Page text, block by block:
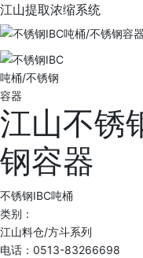
江山提取浓缩系统
江山不锈
钢容器
不锈钢IBC吨桶
类别：
江山料仓/方斗系列
电话：0513-83266698